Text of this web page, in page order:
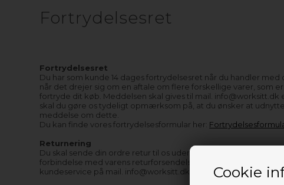
Cookie
Fortrydelsesret
Fortrydelsesret
Du har som kunde 14 dages fortrydelsesret når du handler
når det drejer sig om en aftale om flere forskellige varer, som
fortryde dit køb. Meddelsen skal gives til mail.
skal du gøre os tydeligt opmærksom på, at du ønsker at
meddelse om dette.
Du kan finde vores fortrydelsesformular her:
Returnering
Du skal sende din ordre retur til os uden unødig forsinkelse,
forbindelse med varens returforsendelse. Du bærerrisikoen for
kundeservice på mail. info@worksitt.dk eller telf. 8646409000